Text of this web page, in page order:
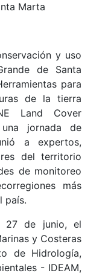
Marta
y uso
de Santa
para
de la tierra
Land Cover
una jornada de
a expertos,
del territorio
de monitoreo
más
país.
27 de junio, el
y Costeras
de Hidrología,
- IDEAM,